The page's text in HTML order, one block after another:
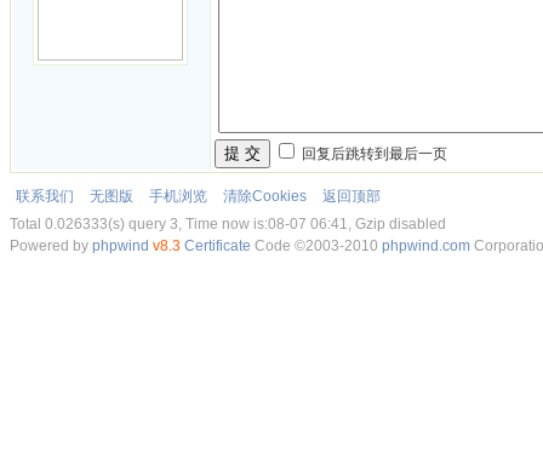
提 交 回复后跳转到最后一页
联系我们 无图版 手机浏览 清除Cookies
返回顶部
Total 0.026333(s) query 3, Time now is:08-07 06:41, Gzip disabled
Powered by phpwind v8.3 Certificate Code ©2003-2010 phpwind.com